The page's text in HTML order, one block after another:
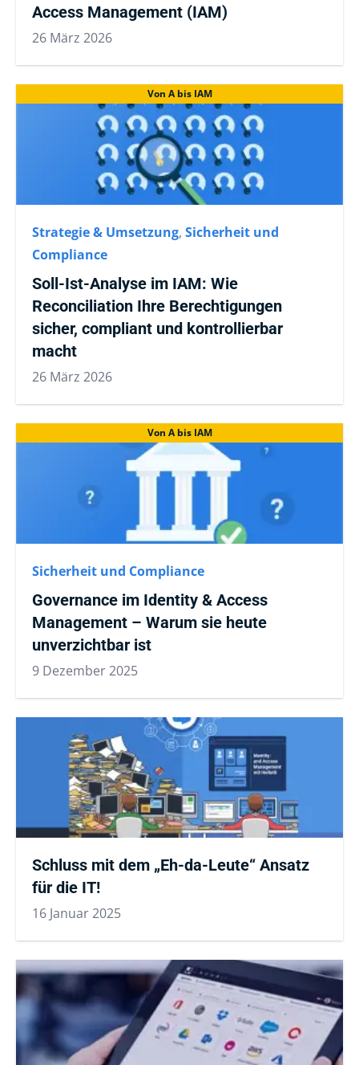
Access Management (IAM)
26 März 2026
Von A bis IAM
Strategie & Umsetzung, Sicherheit und
Compliance
Soll-Ist-Analyse im IAM: Wie
Reconciliation Ihre Berechtigungen
sicher, compliant und kontrollierbar
macht
26 März 2026
Von A bis IAM
Sicherheit und Compliance
Governance im Identity & Access
Management – Warum sie heute
unverzichtbar ist
9 Dezember 2025
Schluss mit dem „Eh-da-Leute“ Ansatz
für die IT!
16 Januar 2025